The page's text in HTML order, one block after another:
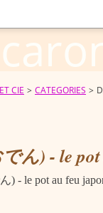
CIE > CATEGORIES >
ん) - le